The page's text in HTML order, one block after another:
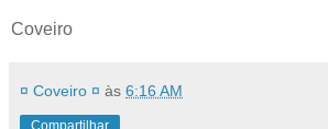
Coveiro
¤ Coveiro ¤ às 6:16 AM
Compartilhar